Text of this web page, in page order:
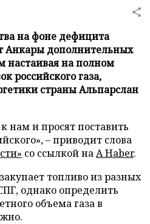
на фоне дефицита
Анкары дополнительных
настаивая на полном
российского газа,
страны Альпарслан
нам и просят поставить
– приводит слова
со ссылкой наA Haber.
топливо из разных
однако определить
объема газа в